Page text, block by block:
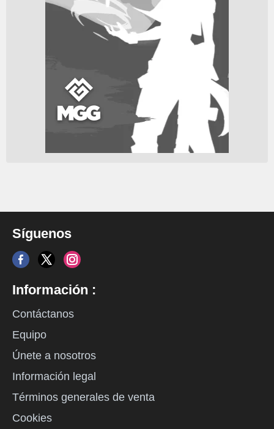
Síguenos
Información :
Contáctanos
Equipo
Únete a nosotros
Información legal
Términos generales de venta
Cookies